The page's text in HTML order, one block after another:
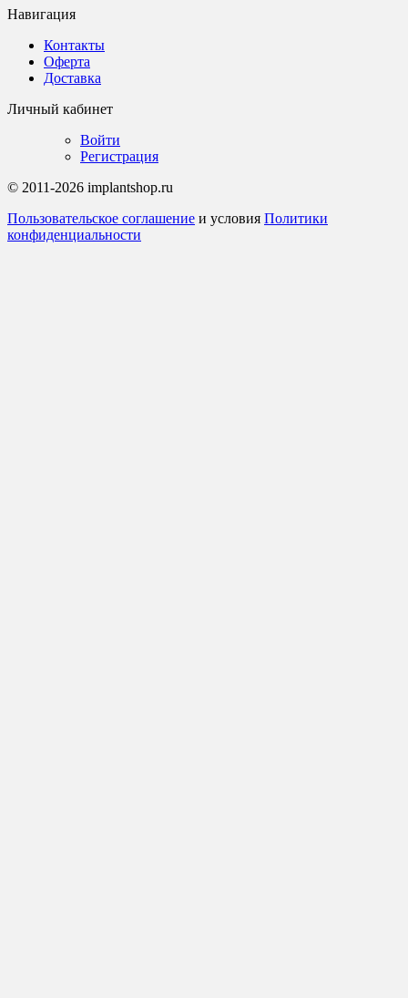
Навигация
Контакты
Оферта
Доставка
Личный кабинет
Войти
Регистрация
© 2011-2026 implantshop.ru
Пользовательское соглашение и условия Политики
конфиденциальности